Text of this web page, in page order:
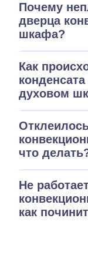
Почему
дверца
шкафа?
Как
духовом
что
Не
как